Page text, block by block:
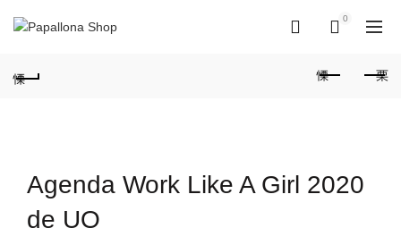
0
Agenda Work Like A Girl 2020
de UO